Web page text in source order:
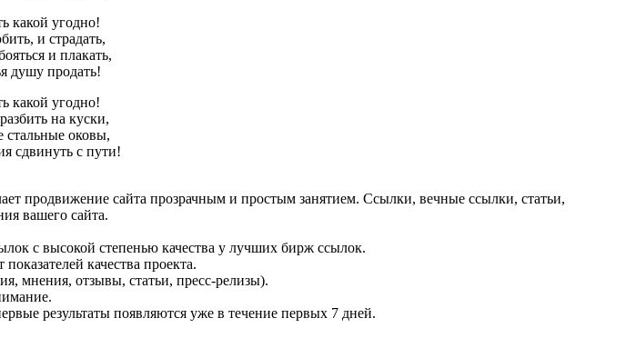
какой угодно!
и страдать,
и плакать,
душу продать!
какой угодно!
на куски,
стальные оковы,
сдвинуть с пути!
продвижение сайта прозрачным и простым занятием. Ссылки, вечные ссылки, статьи,
вашего сайта.
с высокой степенью качества у лучших бирж ссылок.
качества проекта.
мнения, отзывы, статьи, пресс-релизы).
результаты появляются уже в течение первых 7 дней.